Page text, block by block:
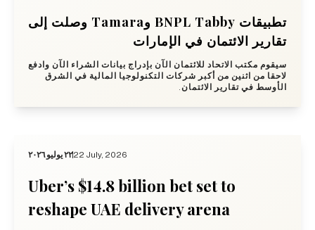
تطبيقات BNPL Tabby وTamara وصلت إلى
تقارير الائتمان في الإمارات
سيقوم مكتب الاتحاد للائتمان الآن بإدراج بيانات الشراء الآن وادفع
لاحقا من اثنين من أكبر شركات التكنولوجيا المالية في الشرق
الأوسط في تقارير الائتمان.
٢٢ يوليو ٢٠٢٦22 July, 2026
Uber’s $14.8 billion bet set to
reshape UAE delivery arena